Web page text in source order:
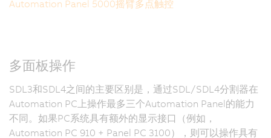
Automation Panel 5000摇臂多点触控
多面板操作
SDL3和SDL4之间的主要区别是，通过SDL/SDL4分割器在
Automation PC上操作最多三个Automation Panel的能力
不同。如果PC系统具有额外的显示接口（例如，
Automation PC 910 + Panel PC 3100），则可以操作具有